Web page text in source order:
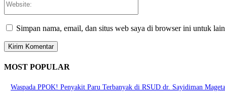
Simpan nama, email, dan situs web saya di browser ini untuk
MOST POPULAR
Waspada PPOK! Penyakit Paru Terbanyak di RSUD dr. Sayidiman